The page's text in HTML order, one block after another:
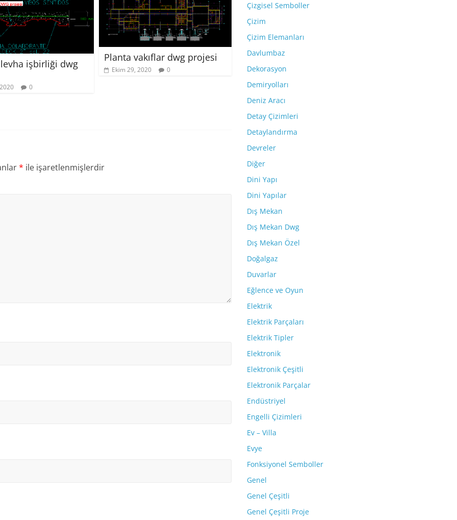
işbirliği dwg
0
Planta vakıflar dwg projesi
Ekim 29, 2020 0
* ile işaretlenmişlerdir
Çizgisel Semboller
Çizim
Çizim Elemanları
Davlumbaz
Dekorasyon
Demiryolları
Deniz Aracı
Detay Çizimleri
Detaylandırma
Devreler
Diğer
Dini Yapı
Dini Yapılar
Dış Mekan
Dış Mekan Dwg
Dış Mekan Özel
Doğalgaz
Duvarlar
Eğlence ve Oyun
Elektrik
Elektrik Parçaları
Elektrik Tipler
Elektronik
Elektronik Çeşitli
Elektronik Parçalar
Endüstriyel
Engelli Çizimleri
Ev – Villa
Evye
Fonksiyonel Semboller
Genel
Genel Çeşitli
Genel Çeşitli Proje